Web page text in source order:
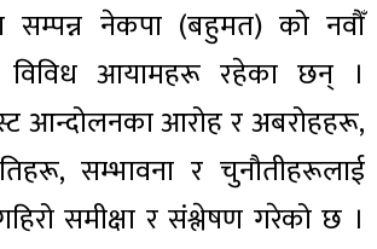
सम्पन्न नेकपा (बहुमत) को नवौँ
विविध आयामहरू रहेका छन् ।
आन्दोलनका आरोह र अबरोहहरू,
सम्भावना र चुनौतीहरूलाई
समीक्षा र संश्लेषण गरेको छ ।